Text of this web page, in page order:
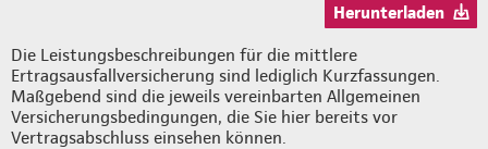
Herunterladen
Die Leistungsbeschreibungen für die mittlere
Ertragsausfallversicherung sind lediglich Kurzfassungen.
Maßgebend sind die jeweils vereinbarten Allgemeinen
Versicherungsbedingungen, die Sie hier bereits vor
Vertragsabschluss einsehen können.